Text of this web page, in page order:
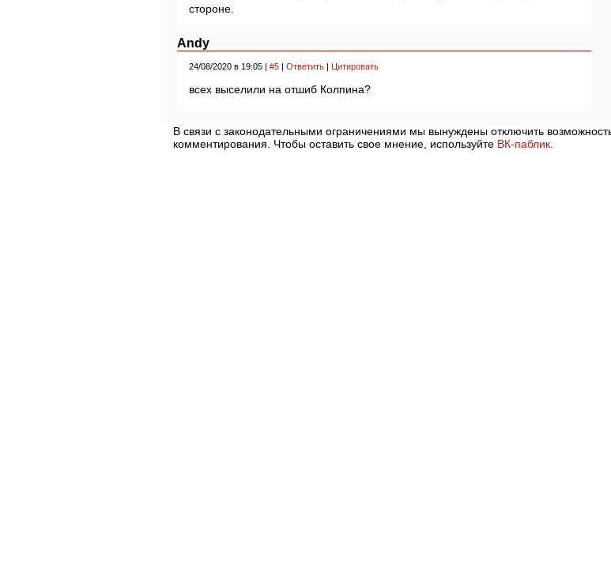
стороне.
Andy
24/08/2020 в 19:05 | #5 | Ответить | Цитировать
всех выселили на отшиб Колпина?
В связи с законодательными ограничениями мы вынуждены отключить
комментирования. Чтобы оставить свое мнение, используйте ВК-паблик